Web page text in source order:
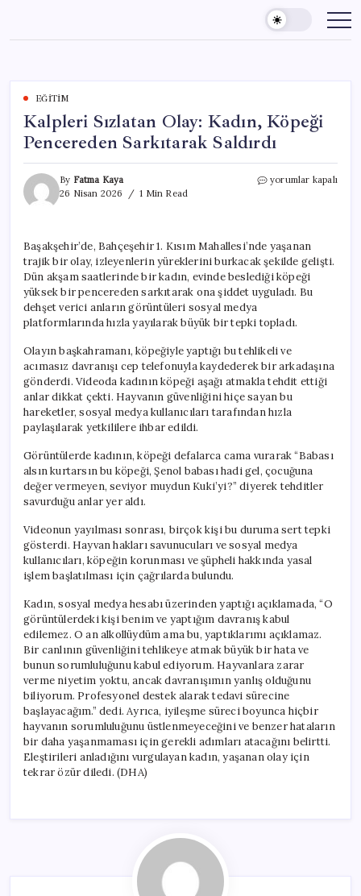
content
EĞITIM
Kalpleri Sızlatan Olay: Kadın, Köpeği
Pencereden Sarkıtarak Saldırdı
By Fatma Kaya
26 Nisan 2026
1 Min Read
Kalpleri
Pencereden
Sarkıtarak
Saldırdı
için
yorumlar kapalı
Başakşehir’de, Bahçeşehir 1. Kısım Mahallesi’nde yaşanan
trajik bir olay, izleyenlerin yüreklerini burkacak şekilde gelişti.
Dün akşam saatlerinde bir kadın, evinde beslediği köpeği
yüksek bir pencereden sarkıtarak ona şiddet uyguladı. Bu
dehşet verici anların görüntüleri sosyal medya
platformlarında hızla yayılarak büyük bir tepki topladı.
Olayın başkahramanı, köpeğiyle yaptığı bu tehlikeli ve
acımasız davranışı cep telefonuyla kaydederek bir arkadaşına
gönderdi. Videoda kadının köpeği aşağı atmakla tehdit ettiği
anlar dikkat çekti. Hayvanın güvenliğini hiçe sayan bu
hareketler, sosyal medya kullanıcıları tarafından hızla
paylaşılarak yetkililere ihbar edildi.
Görüntülerde kadının, köpeği defalarca cama vurarak “Babası
alsın kurtarsın bu köpeği, Şenol babası hadi gel, çocuğuna
değer vermeyen, seviyor muydun Kuki’yi?” diyerek tehditler
savurduğu anlar yer aldı.
Videonun yayılması sonrası, birçok kişi bu duruma sert tepki
gösterdi. Hayvan hakları savunucuları ve sosyal medya
kullanıcıları, köpeğin korunması ve şüpheli hakkında yasal
işlem başlatılması için çağrılarda bulundu.
Kadın, sosyal medya hesabı üzerinden yaptığı açıklamada, “O
görüntülerdeki kişi benim ve yaptığım davranış kabul
edilemez. O an alkollüydüm ama bu, yaptıklarımı açıklamaz.
Bir canlının güvenliğini tehlikeye atmak büyük bir hata ve
bunun sorumluluğunu kabul ediyorum. Hayvanlara zarar
verme niyetim yoktu, ancak davranışımın yanlış olduğunu
biliyorum. Profesyonel destek alarak tedavi sürecine
başlayacağım.” dedi. Ayrıca, iyileşme süreci boyunca hiçbir
hayvanın sorumluluğunu üstlenmeyeceğini ve benzer hataların
bir daha yaşanmaması için gerekli adımları atacağını belirtti.
Eleştirileri anladığını vurgulayan kadın, yaşanan olay için
tekrar özür diledi. (DHA)